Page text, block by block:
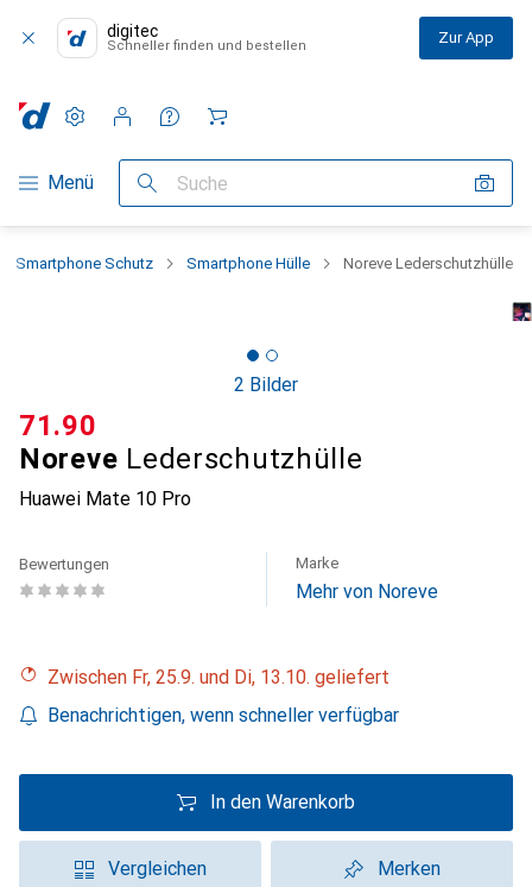
digitec
Schneller finden und bestellen Zur App
Navigation nach Kategorien
Menü Suche
Einstellungen
Kundenkonto
Vergleichslisten
Merklisten
Warenkorb
Smartphone Schutz Smartphone Hülle Noreve Lederschutzhülle
2 Bilder
Noreve Lederschutzhülle
Huawei Mate 10 Pro
CHF
71.90
Bewertungen Marke
Mehr von Noreve
Zwischen Fr, 25.9. und Di, 13.10. geliefert
Benachrichtigen, wenn schneller verfügbar
In den Warenkorb
Vergleichen Merken